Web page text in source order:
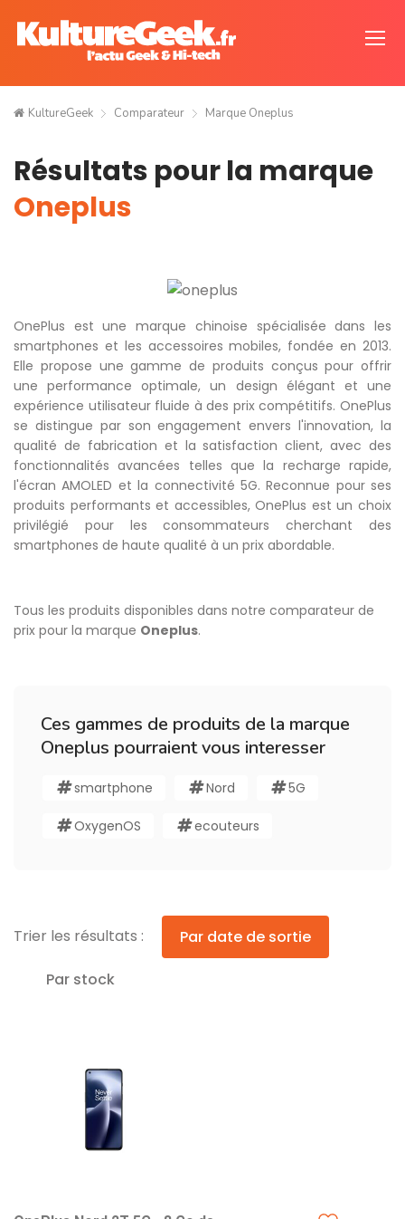
KultureGeek Comparateur Marque Oneplus
Résultats pour la marque
Oneplus
OnePlus est une marque chinoise spécialisée dans les
smartphones et les accessoires mobiles, fondée en 2013.
Elle propose une gamme de produits conçus pour offrir
une performance optimale, un design élégant et une
expérience utilisateur fluide à des prix compétitifs. OnePlus
se distingue par son engagement envers l'innovation, la
qualité de fabrication et la satisfaction client, avec des
fonctionnalités avancées telles que la recharge rapide,
l'écran AMOLED et la connectivité 5G. Reconnue pour ses
produits performants et accessibles, OnePlus est un choix
privilégié pour les consommateurs cherchant des
smartphones de haute qualité à un prix abordable.
Tous les produits disponibles dans notre comparateur de
prix pour la marque Oneplus.
Ces gammes de produits de la marque
Oneplus pourraient vous interesser
smartphone Nord 5G
OxygenOS ecouteurs
Trier les résultats : Par date de sortie
Par stock